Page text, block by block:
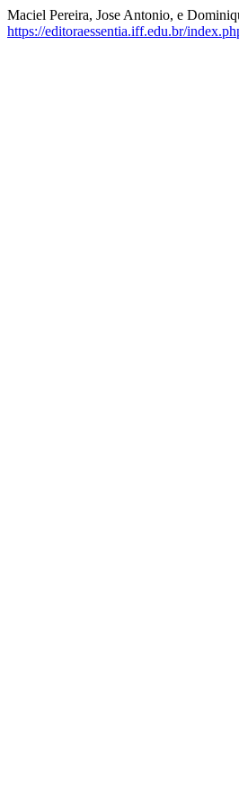
Maciel Pereira, Jose Antonio, e
https://editoraessentia.iff.edu.br/